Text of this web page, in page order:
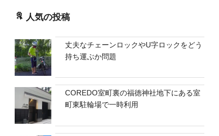
人気の投稿
丈夫なチェーンロックやU字ロックをどう
持ち運ぶか問題
COREDO室町裏の福徳神社地下にある室
町東駐輪場で一時利用